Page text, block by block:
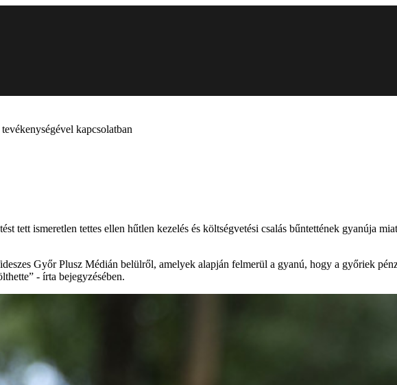
kapcsolatban
tett ismeretlen tettes ellen hűtlen kezelés és költségvetési csalás bűntettének gyanúja
Győr Plusz Médián belülről, amelyek alapján felmerül a gyanú, hogy a győriek
- írta bejegyzésében.